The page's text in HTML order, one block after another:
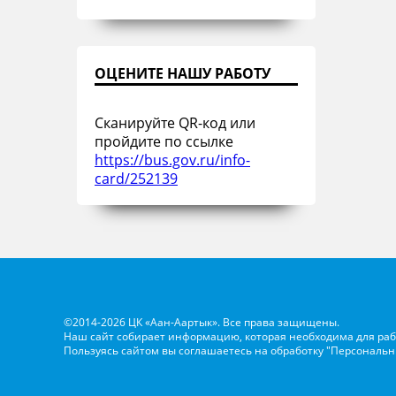
ОЦЕНИТЕ НАШУ РАБОТУ
Сканируйте QR-код или
пройдите по ссылке
https://bus.gov.ru/info-
card/252139
©2014-2026 ЦК «Аан-Аартык». Все права защищены.
Наш сайт собирает информацию, которая необходима для
Пользуясь сайтом вы соглашаетесь на обработку